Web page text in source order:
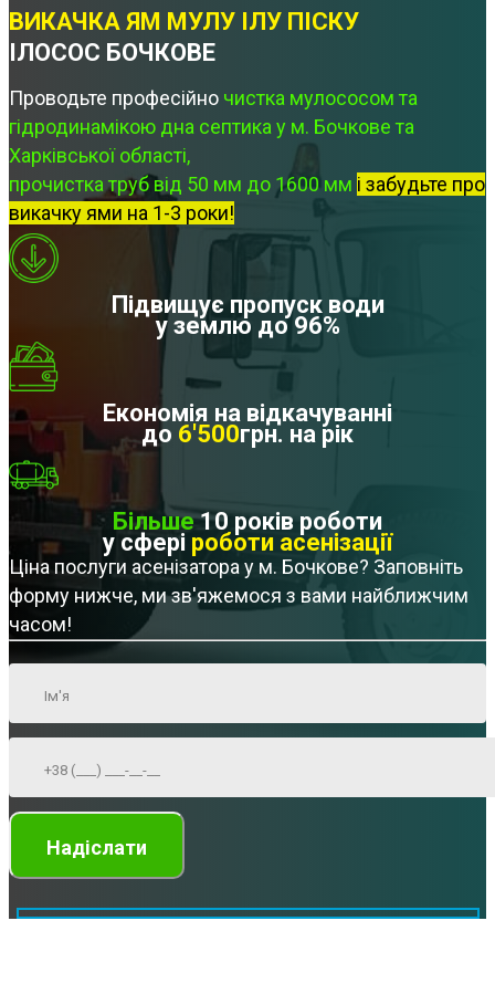
ВИКАЧКА ЯМ МУЛУ ІЛУ ПІСКУ
ІЛОСОС БОЧКОВЕ
Проводьте професійно чистка мулососом та
гідродинамікою дна септика у м. Бочкове та
Харківської області,
прочистка труб від 50 мм до 1600 мм і забудьте про
викачку ями на 1-3 роки!
Підвищує пропуск води
у землю до 96%
Економія на відкачуванні
до 6'500грн. на рік
Більше10 років роботи
у сфері роботи асенізації
Ціна послуги асенізатора у м. Бочкове? Заповніть
форму нижче, ми зв'яжемося з вами найближчим
часом!